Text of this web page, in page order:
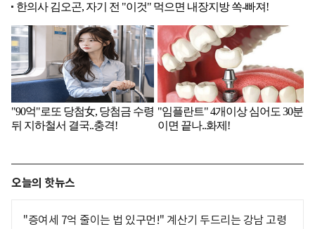
오늘의 핫뉴스
"증여세 7억 줄이는 법 있구먼!" 계산기 두드리는 강남 고령